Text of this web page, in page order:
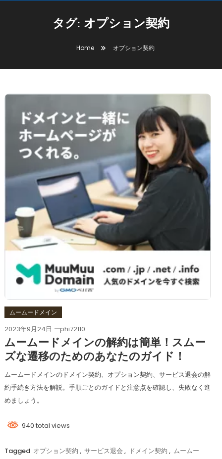
タグ: オプション契約
Home オプション契約
ムームードメイン
2023年9月24日 phi72110
ムームードメインの解約は簡単！スムー
ズな遷移のためのあなたのガイド！
ムームードメインのドメイン契約、オプション契約、サービス退会の解
約手続き方法を解説。手順ごとのガイドと注意点を確認し、失敗なく進
めましょう。
940 total views
Tagged オプション契約 , サービス退会 , ドメイン契約 , ムームー